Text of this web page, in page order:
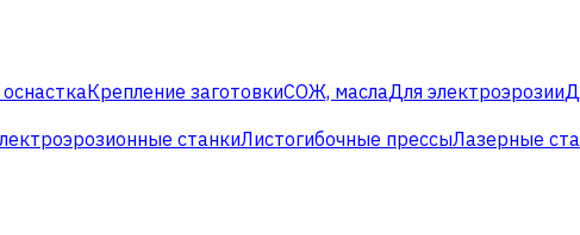
Крепление заготовкиСОЖ, маслаДля электроэрозии
станкиЛистогибочные прессыЛазерные